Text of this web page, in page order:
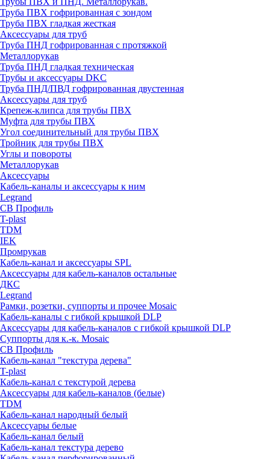
Труба ПВХ гофрированная с зондом
Труба ПВХ гладкая жесткая
Аксессуары для труб
Труба ПНД гофрированная с протяжкой
Металлорукав
Труба ПНД гладкая техническая
Трубы и аксессуары DKC
Труба ПНД/ПВД гофрированная двустенная
Аксессуары для труб
Крепеж-клипса для трубы ПВХ
Муфта для трубы ПВХ
Угол соединительный для трубы ПВХ
Тройник для трубы ПВХ
Углы и повороты
Металлорукав
Аксессуары
Кабель-каналы и аксессуары к ним
Legrand
СВ Профиль
T-plast
TDM
IEK
Промрукав
Кабель-канал и аксессуары SPL
Аксессуары для кабель-каналов остальные
ДКС
Legrand
Рамки, розетки, суппорты и прочее Mosaic
Кабель-каналы с гибкой крышкой DLP
Аксессуары для кабель-каналов с гибкой крышкой DLP
Суппорты для к.-к. Mosaic
СВ Профиль
Кабель-канал "текстура дерева"
T-plast
Кабель-канал с текстурой дерева
Аксессуары для кабель-каналов (белые)
TDM
Кабель-канал народный белый
Аксессуары белые
Кабель-канал белый
Кабель-канал текстура дерево